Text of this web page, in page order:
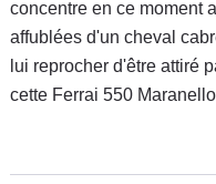
concentre en ce moment
affublées d'un cheval
lui reprocher d'être attiré
cette Ferrai 550